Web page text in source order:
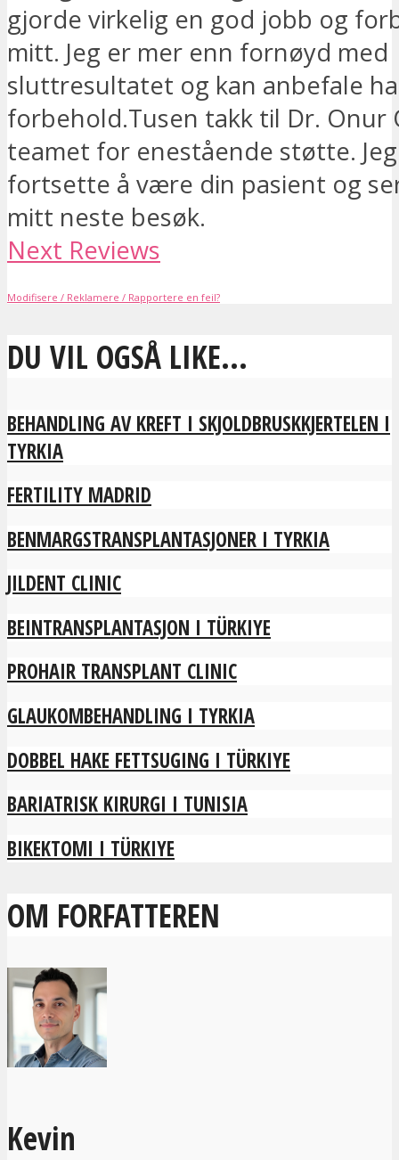
gjorde virkelig en god jobb og
mitt. Jeg er mer enn fornøyd med
sluttresultatet og kan anbefale
forbehold.Tusen takk til Dr. Onur
teamet for enestående støtte.
fortsette å være din pasient og
mitt neste besøk.
Next Reviews
Modifisere / Reklamere / Rapportere en feil?
DU VIL OGSÅ LIKE...
BEHANDLING AV KREFT I SKJOLDBRUSKKJERTELEN I
TYRKIA
FERTILITY MADRID
BENMARGSTRANSPLANTASJONER I TYRKIA
JILDENT CLINIC
BEINTRANSPLANTASJON I TÜRKIYE
PROHAIR TRANSPLANT CLINIC
GLAUKOMBEHANDLING I TYRKIA
DOBBEL HAKE FETTSUGING I TÜRKIYE
BARIATRISK KIRURGI I TUNISIA
BIKEKTOMI I TÜRKIYE
OM FORFATTEREN
Kevin